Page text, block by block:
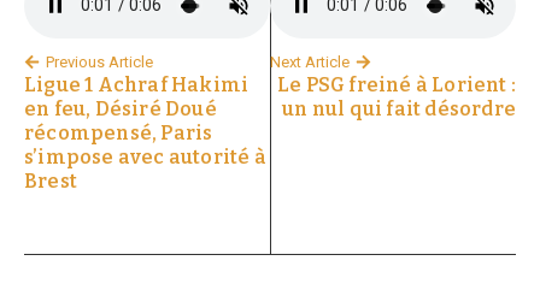
Previous Article
Ligue 1 Achraf Hakimi
en feu, Désiré Doué
récompensé, Paris
s’impose avec autorité à
Brest
Next Article
Le PSG freiné à Lorient :
un nul qui fait désordre